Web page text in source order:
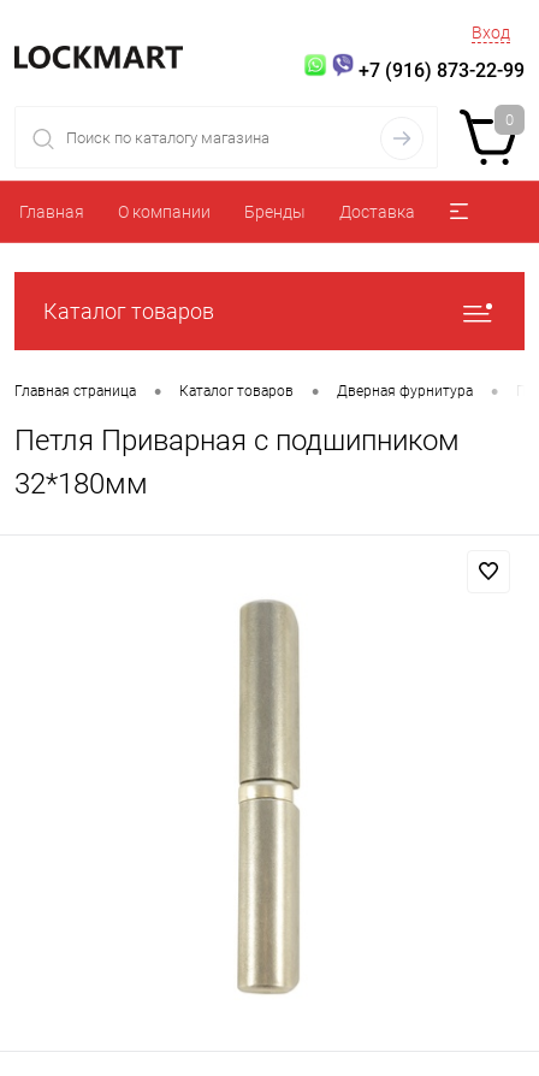
Вход
+7 (916) 873-22-99
0
Главная О компании Бренды Доставка
Каталог товаров
Главная страница • Каталог товаров • Дверная фурнитура •
Петля Приварная с подшипником
32*180мм